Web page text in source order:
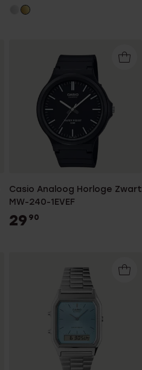
Casio Analoog Horloge Zwart
MW-240-1EVEF
29 90